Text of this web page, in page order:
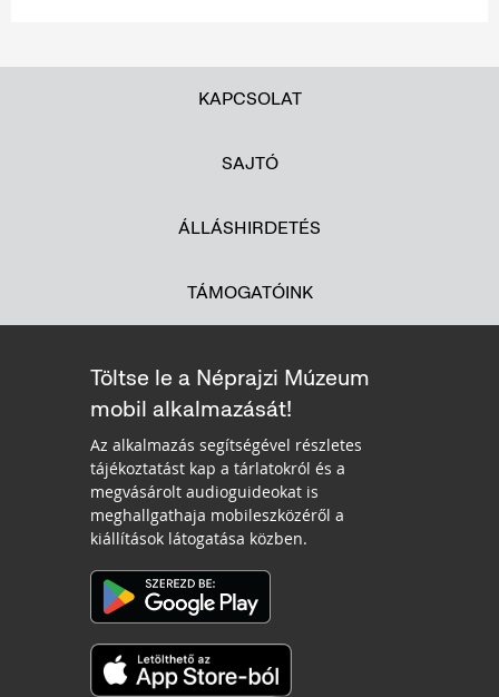
KAPCSOLAT
SAJTÓ
ÁLLÁSHIRDETÉS
TÁMOGATÓINK
Töltse le a Néprajzi Múzeum
mobil alkalmazását!
Az alkalmazás segítségével részletes
tájékoztatást kap a tárlatokról és a
megvásárolt audioguideokat is
meghallgathaja mobileszközéről a
kiállítások látogatása közben.